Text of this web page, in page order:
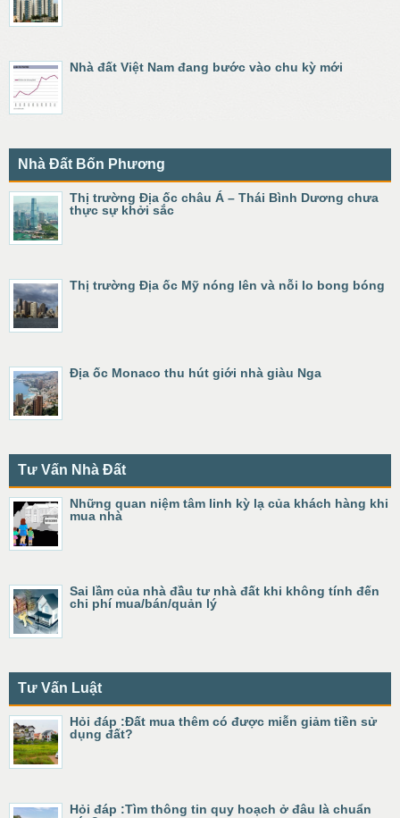
Nhà đất Việt Nam đang bước vào chu kỳ mới
Nhà Đất Bốn Phương
Thị trường Địa ốc châu Á – Thái Bình Dương chưa
thực sự khởi sắc
Thị trường Địa ốc Mỹ nóng lên và nỗi lo bong bóng
Địa ốc Monaco thu hút giới nhà giàu Nga
Tư Vấn Nhà Đất
Những quan niệm tâm linh kỳ lạ của khách hàng khi
mua nhà
Sai lầm của nhà đầu tư nhà đất khi không tính đến
chi phí mua/bán/quản lý
Tư Vấn Luật
Hỏi đáp :Đất mua thêm có được miễn giảm tiền sử
dụng đất?
Hỏi đáp :Tìm thông tin quy hoạch ở đâu là chuẩn